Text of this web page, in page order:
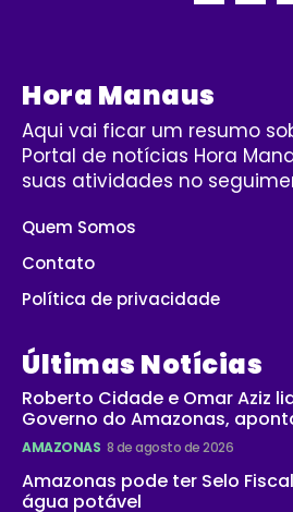
Hora Manaus
Aqui vai ficar um resumo
Portal de notícias Hora
suas atividades no
Quem Somos
Contato
Política de privacidade
Últimas Notícias
Roberto Cidade e Omar Aziz
Governo do Amazonas,
AMAZONAS 8 de agosto de 2026
Amazonas pode ter Selo
água potável